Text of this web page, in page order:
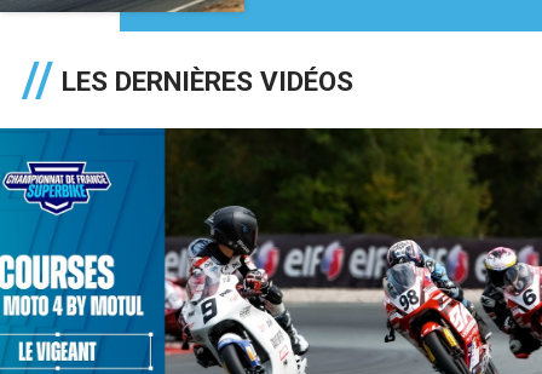
LES DERNIÈRES VIDÉOS